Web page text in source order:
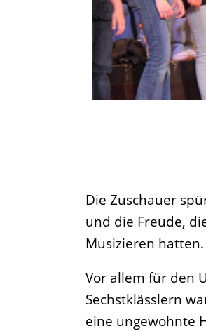
Die Zuschauer
und die Freude,
Musizieren hatten.
Vor allem für den
Sechstklässlern
eine ungewohnte